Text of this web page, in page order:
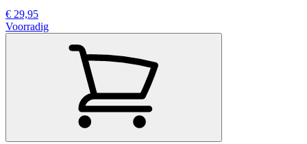
€ 29,95
Voorradig